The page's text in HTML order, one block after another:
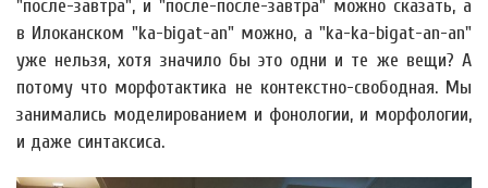
"после-завтра", и "после-после-завтра" можно сказать, а
в Илоканском "ka-bigat-an" можно, а "ka-ka-bigat-an-an"
уже нельзя, хотя значило бы это одни и те же вещи? А
потому что морфотактика не контекстно-свободная. Мы
занимались моделированием и фонологии, и морфологии,
и даже синтаксиса.